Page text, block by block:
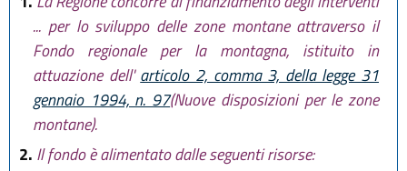
... per lo sviluppo delle zone montane attraverso il
Fondo regionale per la montagna, istituito in
attuazione dell'articolo 2, comma 3, della legge 31
gennaio 1994, n. 97(Nuove disposizioni per le zone
montane).
2. Il fondo è alimentato dalle seguenti risorse: